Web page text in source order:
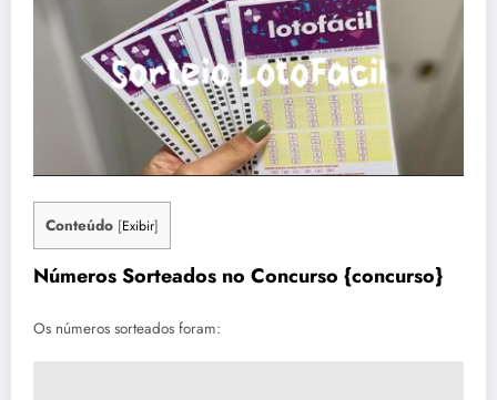
Conteúdo [Exibir]
Números Sorteados no Concurso {concurso}
Os números sorteados foram: